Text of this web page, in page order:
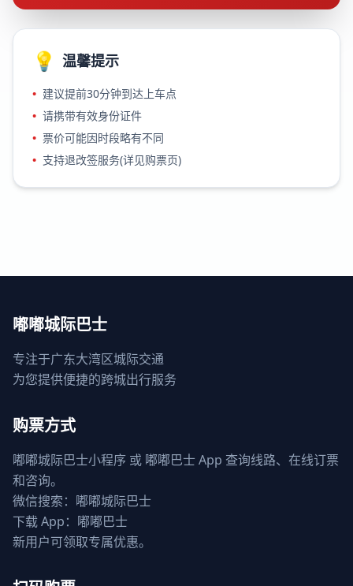
💡 温馨提示
• 建议提前30分钟到达上车点
• 请携带有效身份证件
• 票价可能因时段略有不同
• 支持退改签服务(详见购票页)
嘟嘟城际巴士
专注于广东大湾区城际交通
为您提供便捷的跨城出行服务
购票方式
嘟嘟城际巴士小程序 或 嘟嘟巴士 App 查询线路、在线订票
和咨询。
微信搜索：嘟嘟城际巴士
下载 App：嘟嘟巴士
新用户可领取专属优惠。